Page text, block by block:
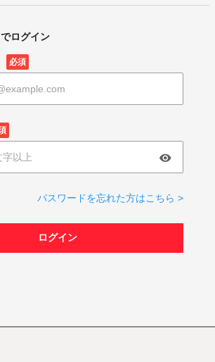
ログイン
必須
パスワードを忘れた方はこちら >
ログイン